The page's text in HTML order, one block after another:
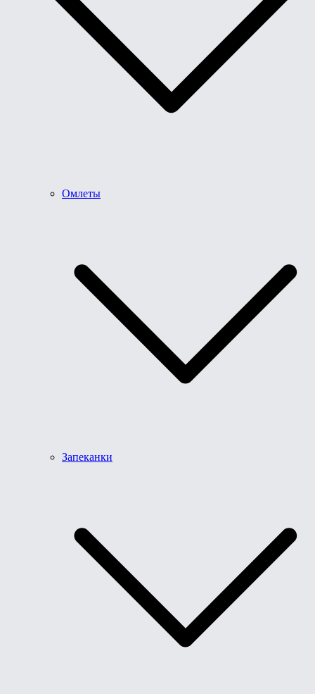
Омлеты
Запеканки